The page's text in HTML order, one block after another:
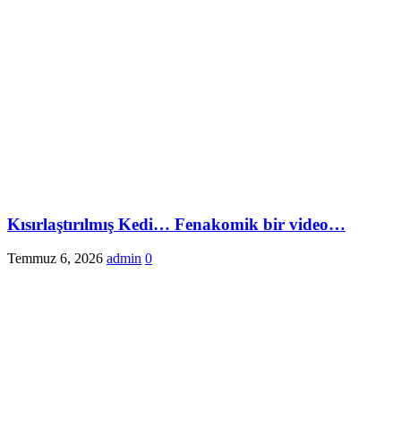
Kısırlaştırılmış Kedi… Fenakomik bir video…
Temmuz 6, 2026 admin 0